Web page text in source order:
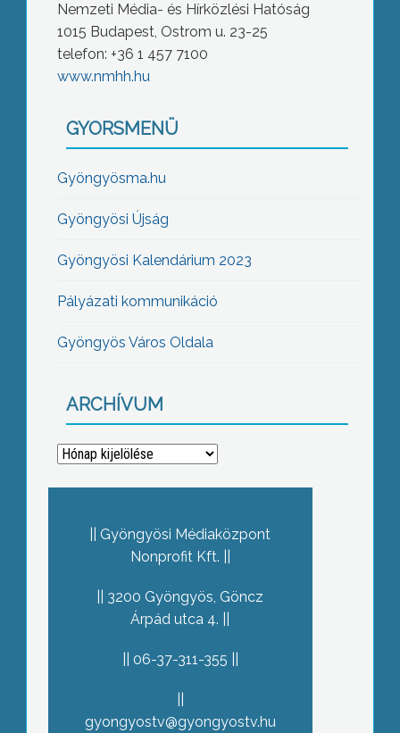
Nemzeti Média- és Hírközlési Hatóság
1015 Budapest, Ostrom u. 23-25
telefon: +36 1 457 7100
www.nmhh.hu
GYORSMENÜ
Gyöngyösma.hu
Gyöngyösi Újság
Gyöngyösi Kalendárium 2023
Pályázati kommunikáció
Gyöngyös Város Oldala
ARCHÍVUM
Archívum
Gyöngyösi Médiaközpont
Nonprofit Kft.
3200 Gyöngyös, Göncz
Árpád utca 4.
06-37-311-355
gyongyostv@gyongyostv.hu